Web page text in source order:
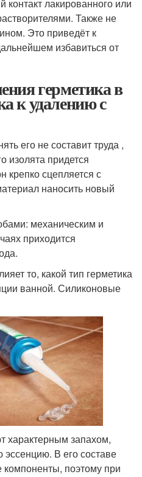
лакированного или
Также не
Это приведёт к
избавиться от
герметика в
к удалению с
его не составит труда ,
изолята придется
крепко сцепляется с
наносить новый
механическим и
приходится
то, какой тип герметика
ванной. Силиконовые
характерным запахом,
В его составе
поэтому при